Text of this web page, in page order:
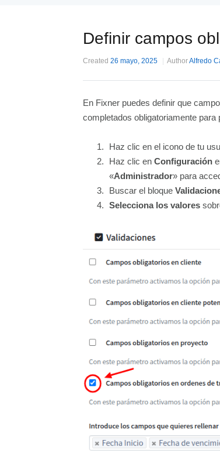
Definir campos
Created 26 mayo, 2025 AuthorAlfredo
En Fixner puedes definir que
completados obligatoriamente
Haz clic en el icono de tu
Haz clic en Configuración
«Administrador» para
Buscar el bloque
Selecciona los valores